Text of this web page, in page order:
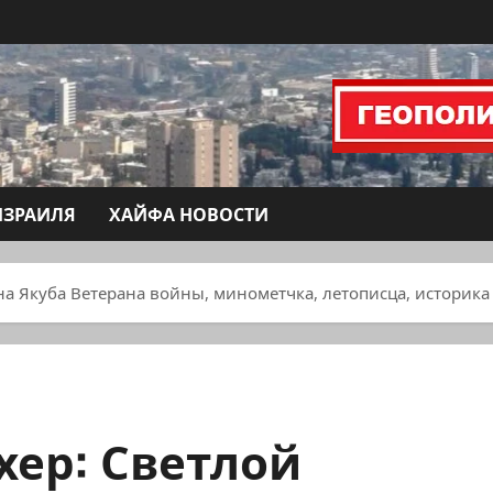
ХАЙФА НОВОСТИ
Якуба Ветерана войны, минометчка, летописца, историка
Светлой